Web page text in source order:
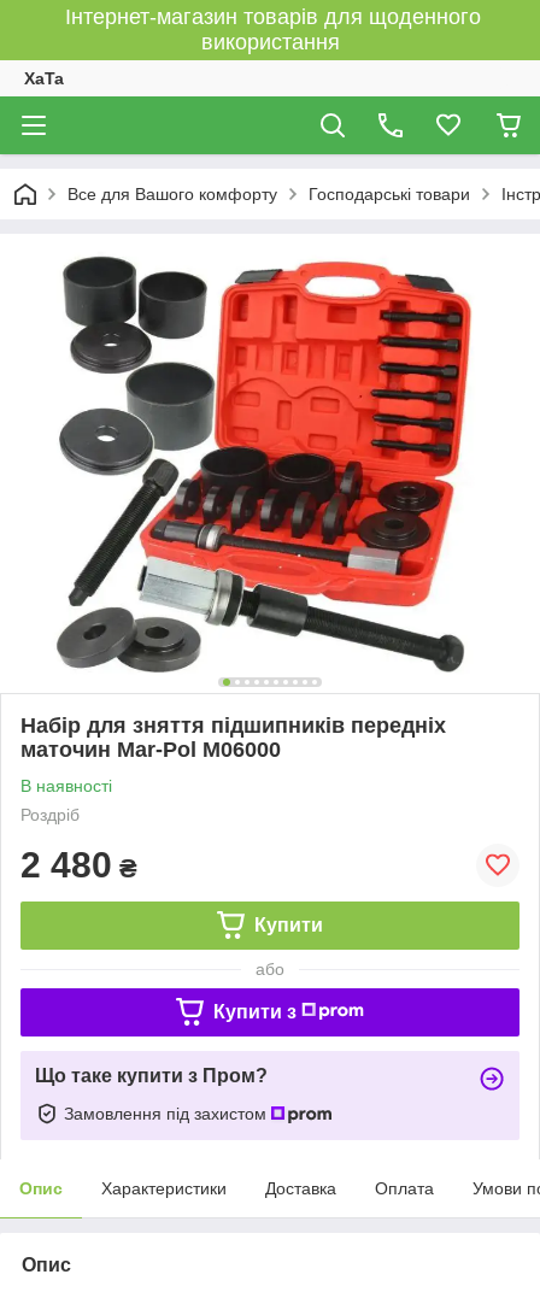
Інтернет-магазин товарів для щоденного
використання
XaTa
Все для Вашого комфорту Господарські товари
Набір для зняття підшипників передніх
маточин Mar-Pol M06000
В наявності
Роздріб
2 480 ₴
Купити
або
Купити з
Що таке купити з Пром?
Замовлення під захистом
Опис Характеристики Доставка Оплата Умови
Опис